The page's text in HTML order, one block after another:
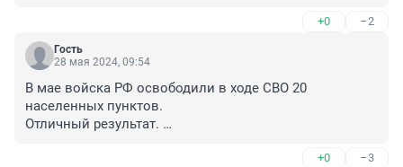
+0 –2
Гость
28 мая 2024, 09:54
В мае войска РФ освободили в ходе СВО 20
населенных пунктов.
Отличный результат.
+0 –3